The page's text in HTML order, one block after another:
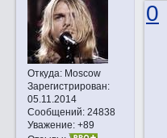
Откуда:Moscow
Зарегистрирован:
05.11.2014
Сообщений:24838
Уважение: +89
0